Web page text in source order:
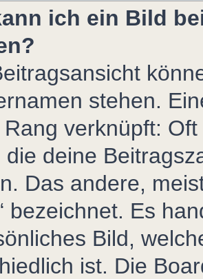
ich ein Bild
stehen.
verknüpft:
die deine
Das andere,
bezeichnet. Es
Bild,
ist. Die